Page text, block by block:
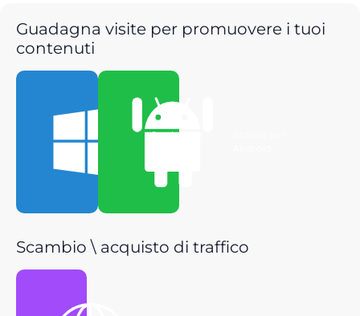
Guadagna visite per promuovere i tuoi
contenuti
Scarica per
Scambio \ acquisto di traffico